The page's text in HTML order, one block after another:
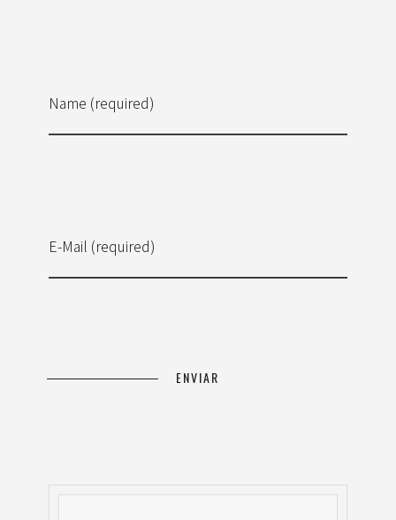
Name (required)
E-Mail (required)